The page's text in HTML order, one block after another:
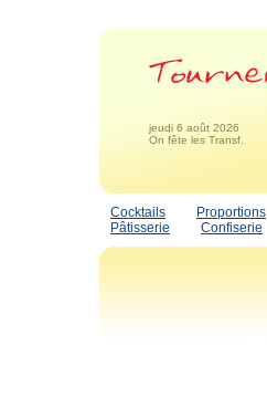
jeudi 6 août 2026
On fête les Transf.
Cocktails Proportions
Pâtisserie
Confiserie